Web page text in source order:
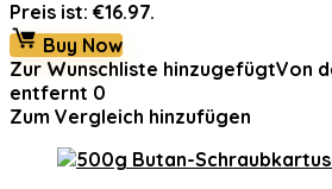
Preis ist: €16.97.
Buy Now
Zur Wunschliste hinzugefügtVon
entfernt 0
Zum Vergleich hinzufügen